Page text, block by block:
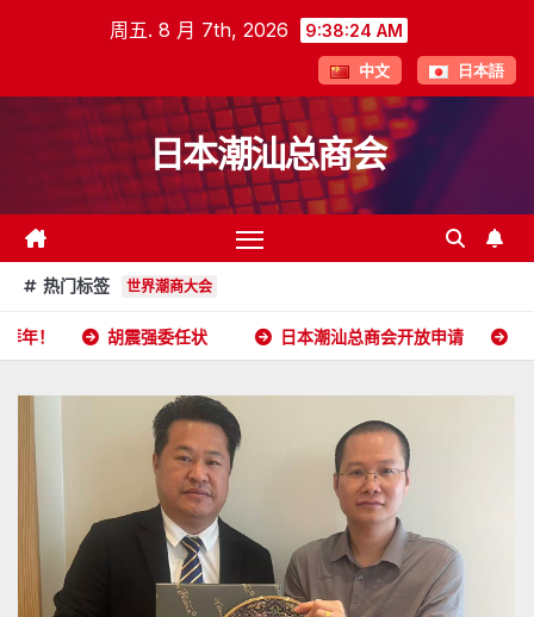
周五. 8 月 7th, 2026 9:38:25 AM
中文 日本語
日本潮汕总商会
热门标签 世界潮商大会
强委任状 日本潮汕总商会开放申请 2026年5月16日杭